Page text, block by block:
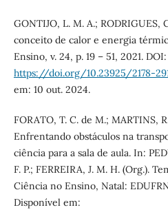
GONTIJO, L. M. A.; RODRIGUES,
conceito de calor e energia
Ensino, v. 24, p. 19 – 51, 2021. DOI:
https://doi.org/10.23925/2178-
em: 10 out. 2024.
FORATO, T. C. de M.; MARTINS,
Enfrentando obstáculos na
ciência para a sala de aula. In:
F. P.; FERREIRA, J. M. H. (Org.).
Ciência no Ensino, Natal:
Disponível em: